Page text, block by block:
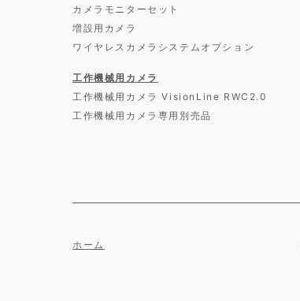
カメラモニターセット
増設用カメラ
ワイヤレスカメラシステムオプション
工作機械用カメラ
工作機械用カメラ VisionLine RWC2.0
工作機械用カメラ専用別売品
ホーム